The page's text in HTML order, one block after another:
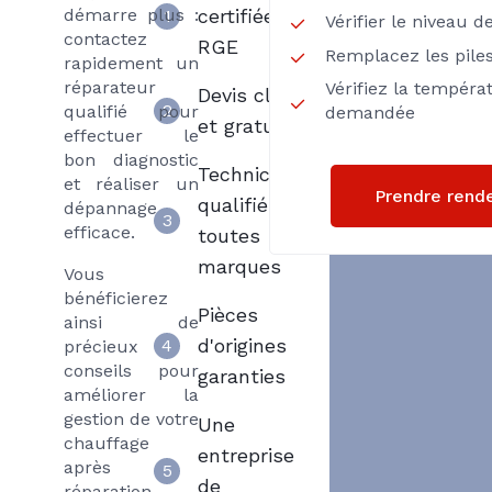
démarre plus :
contactez
rapidement un
réparateur
qualifié pour
effectuer le
bon diagnostic
et réaliser un
dépannage
efficace.
Vous
bénéficierez
ainsi de
précieux
conseils pour
améliorer la
gestion de votre
chauffage
après
Vérifier le niveau
Remplacez les
Vérifiez la
demandée
Prendre
1
certifiée
RGE
2
Devis clair
et gratuit
3
Techniciens
qualifiés
toutes
marques
4
Pièces
d'origines
garanties
5
Une
entreprise
de